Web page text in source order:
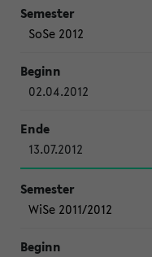
SoSe 2012
02.04.2012
13.07.2012
WiSe 2011/2012